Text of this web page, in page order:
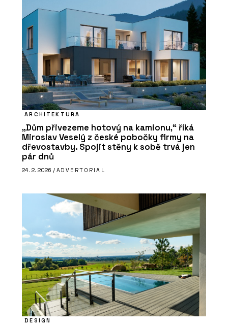
ARCHITEKTURA
„Dům přivezeme hotový na kamionu,“ říká
Miroslav Veselý z české pobočky firmy na
dřevostavby. Spojit stěny k sobě trvá jen
pár dnů
24. 2. 2026 / ADVERTORIAL
DESIGN